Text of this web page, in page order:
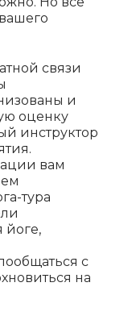
связи
и
оценку
инструктор
вам
тура
йоге,
с
на